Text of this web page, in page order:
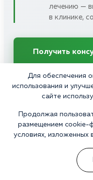
лечению —
в клинике,
Получить
Конфиденциально •
Для обеспечения
использования и
сайте
Продолжая
размещением cookie-
условиях, изложенных